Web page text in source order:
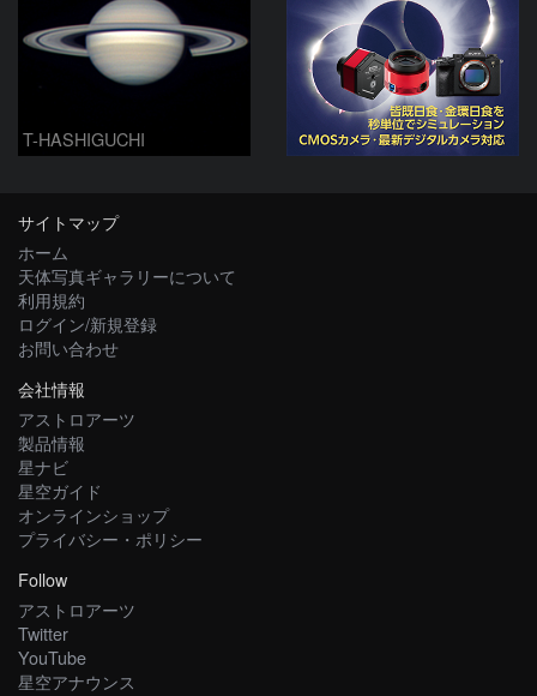
T-HASHIGUCHI
サイトマップ
ホーム
天体写真ギャラリーについて
利用規約
ログイン/新規登録
お問い合わせ
会社情報
アストロアーツ
製品情報
星ナビ
星空ガイド
オンラインショップ
プライバシー・ポリシー
Follow
アストロアーツ
Twitter
YouTube
星空アナウンス